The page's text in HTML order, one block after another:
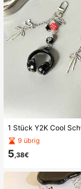
9 übrig
5 ,38€